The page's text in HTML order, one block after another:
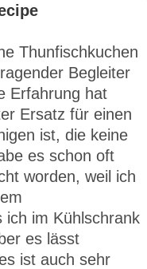
Thunfischkuchen
Begleiter
Erfahrung hat
Ersatz für einen
ist, die keine
es schon oft
worden, weil ich
ich im Kühlschrank
es lässt
ist auch sehr